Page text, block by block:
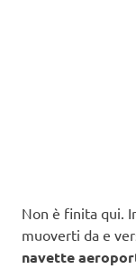
Non è finita qui.
muoverti da e
navette